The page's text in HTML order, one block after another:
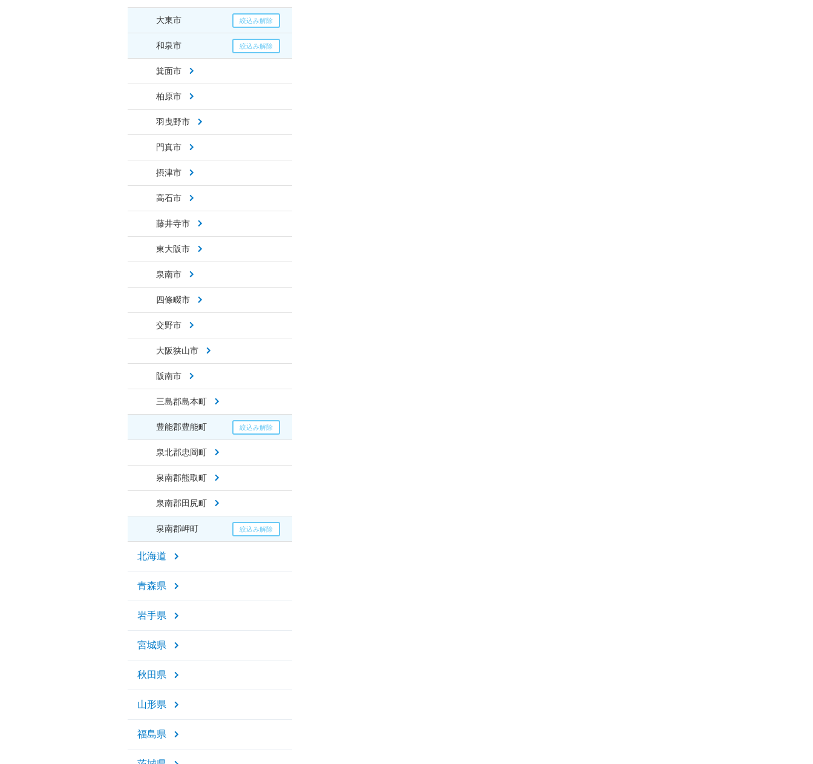
大東市
和泉市
箕面市
柏原市
羽曳野市
門真市
摂津市
高石市
藤井寺市
東大阪市
泉南市
四條畷市
交野市
大阪狭山市
阪南市
三島郡島本町
豊能郡豊能町
泉北郡忠岡町
泉南郡熊取町
泉南郡田尻町
泉南郡岬町
北海道
青森県
岩手県
宮城県
秋田県
山形県
福島県